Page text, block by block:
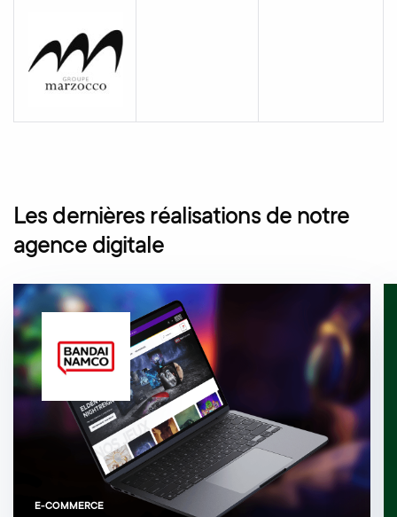
Les dernières réalisations de notre
agence digitale
E-COMMERCE